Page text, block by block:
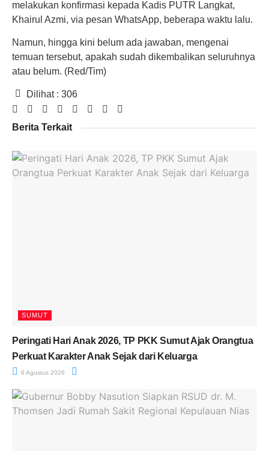
melakukan konfirmasi kepada Kadis PUTR Langkat,
Khairul Azmi, via pesan WhatsApp, beberapa waktu lalu.
Namun, hingga kini belum ada jawaban, mengenai
temuan tersebut, apakah sudah dikembalikan seluruhnya
atau belum. (Red/Tim)
Dilihat : 306
Berita Terkait
SUMUT
Peringati Hari Anak 2026, TP PKK Sumut Ajak Orangtua
Perkuat Karakter Anak Sejak dari Keluarga
6 Agustus 2026